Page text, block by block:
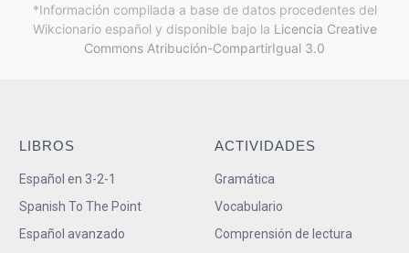
*Información compilada a base de datos procedentes del
Wikcionario español y disponible bajo la Licencia Creative
Commons Atribución-CompartirIgual 3.0
LIBROS
Español en 3-2-1
Spanish To The Point
Español avanzado
ACTIVIDADES
Gramática
Vocabulario
Comprensión de lectura